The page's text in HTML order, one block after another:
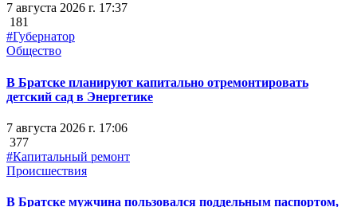
7 августа 2026 г. 17:37
181
#Губернатор
Общество
В Братске планируют капитально отремонтировать
детский сад в Энергетике
7 августа 2026 г. 17:06
377
#Капитальный ремонт
Происшествия
В Братске мужчина пользовался поддельным паспортом,